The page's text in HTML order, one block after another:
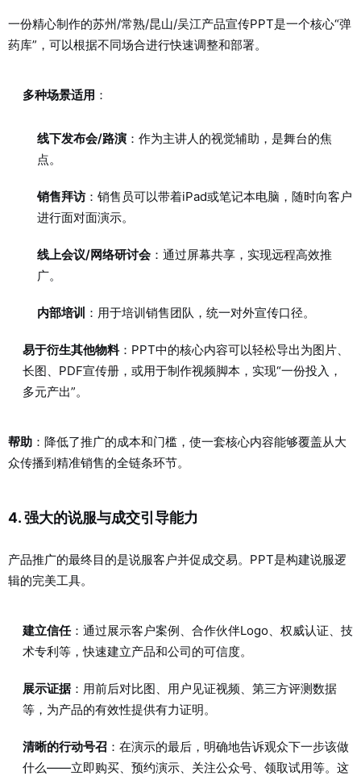
一份精心制作的苏州/常熟/昆山/吴江产品宣传PPT是一个核心“弹
药库”，可以根据不同场合进行快速调整和部署。
多种场景适用 ：
线下发布会/路演 ：作为主讲人的视觉辅助，是舞台的焦
点。
销售拜访 ：销售员可以带着iPad或笔记本电脑，随时向客户
进行面对面演示。
线上会议/网络研讨会 ：通过屏幕共享，实现远程高效推
广。
内部培训 ：用于培训销售团队，统一对外宣传口径。
易于衍生其他物料：PPT中的核心内容可以轻松导出为图片、
长图、PDF宣传册，或用于制作视频脚本，实现“一份投入，
多元产出”。
帮助 ：降低了推广的成本和门槛，使一套核心内容能够覆盖从大
众传播到精准销售的全链条环节。
4. 强大的说服与成交引导能力
产品推广的最终目的是说服客户并促成交易。PPT是构建说服逻
辑的完美工具。
建立信任：通过展示客户案例、合作伙伴Logo、权威认证、技
术专利等，快速建立产品和公司的可信度。
展示证据 ：用前后对比图、用户见证视频、第三方评测数据
等，为产品的有效性提供有力证明。
清晰的行动号召 ：在演示的最后，明确地告诉观众下一步该做
什么——立即购买、预约演示、关注公众号、领取试用等。这